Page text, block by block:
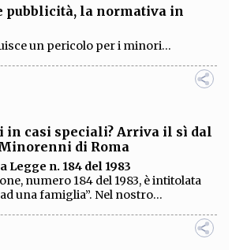
pubblicità, la normativa in
un pericolo per i minori...
in casi speciali? Arriva il sì dal
di Roma
n. 184 del 1983
numero 184 del 1983, è intitolata
una famiglia”. Nel nostro...